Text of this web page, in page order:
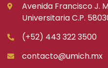
Avenida Francisco J.
Universitaria C.P.
(+52) 443 322 3500
contacto@umich.mx